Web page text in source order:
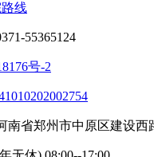
线
55365124
号-2
南省郑州市中原区建设西